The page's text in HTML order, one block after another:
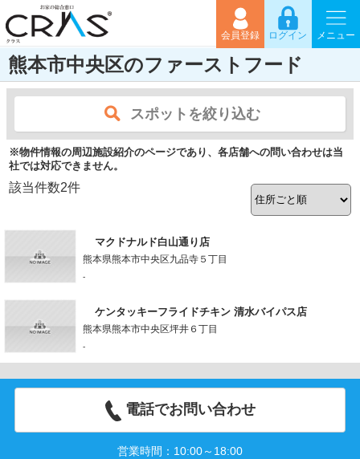
会員登録 ログイン メニュー
熊本市中央区のファーストフード
スポットを絞り込む
※物件情報の周辺施設紹介のページであり、各店舗への問い合わせは当
社では対応できません。
該当件数2件
マクドナルド白山通り店
熊本県熊本市中央区九品寺５丁目
-
ケンタッキーフライドチキン 清水バイパス店
熊本県熊本市中央区坪井６丁目
-
電話でお問い合わせ
営業時間：10:00～18:00